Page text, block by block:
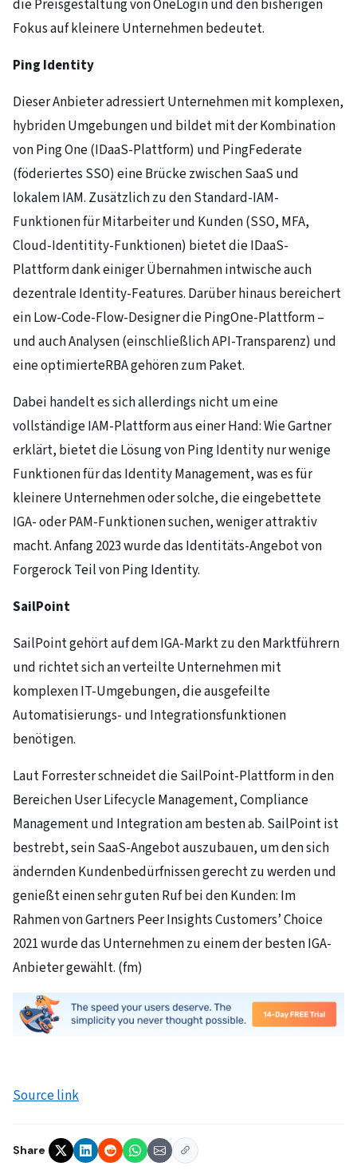
die Preisgestaltung von OneLogin und den bisherigen
Fokus auf kleinere Unternehmen bedeutet.
Ping Identity
Dieser Anbieter adressiert Unternehmen mit komplexen,
hybriden Umgebungen und bildet mit der Kombination
von Ping One (IDaaS-Plattform) und PingFederate
(föderiertes SSO) eine Brücke zwischen SaaS und
lokalem IAM. Zusätzlich zu den Standard-IAM-
Funktionen für Mitarbeiter und Kunden (SSO, MFA,
Cloud-Identitity-Funktionen) bietet die IDaaS-
Plattform dank einiger Übernahmen intwische auch
dezentrale Identity-Features. Darüber hinaus bereichert
ein Low-Code-Flow-Designer die PingOne-Plattform –
und auch Analysen (einschließlich API-Transparenz) und
eine optimierteRBA gehören zum Paket.
Dabei handelt es sich allerdings nicht um eine
vollständige IAM-Plattform aus einer Hand: Wie Gartner
erklärt, bietet die Lösung von Ping Identity nur wenige
Funktionen für das Identity Management, was es für
kleinere Unternehmen oder solche, die eingebettete
IGA- oder PAM-Funktionen suchen, weniger attraktiv
macht. Anfang 2023 wurde das Identitäts-Angebot von
Forgerock Teil von Ping Identity.
SailPoint
SailPoint gehört auf dem IGA-Markt zu den Marktführern
und richtet sich an verteilte Unternehmen mit
komplexen IT-Umgebungen, die ausgefeilte
Automatisierungs- und Integrationsfunktionen
benötigen.
Laut Forrester schneidet die SailPoint-Plattform in den
Bereichen User Lifecycle Management, Compliance
Management und Integration am besten ab. SailPoint ist
bestrebt, sein SaaS-Angebot auszubauen, um den sich
ändernden Kundenbedürfnissen gerecht zu werden und
genießt einen sehr guten Ruf bei den Kunden: Im
Rahmen von Gartners Peer Insights Customers’ Choice
2021 wurde das Unternehmen zu einem der besten IGA-
Anbieter gewählt. (fm)
Source link
Share